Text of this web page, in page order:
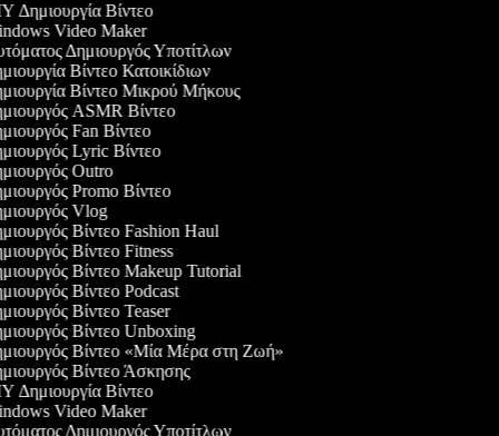
Δημιουργία Βίντεο
Video Maker
Δημιουργός Υποτίτλων
Βίντεο Κατοικίδιων
Βίντεο Μικρού Μήκους
ASMR Βίντεο
Fan Βίντεο
Lyric Βίντεο
Outro
Promo Βίντεο
Vlog
Βίντεο Fashion Haul
Βίντεο Fitness
Βίντεο Makeup Tutorial
Βίντεο Podcast
Βίντεο Teaser
Βίντεο Unboxing
Βίντεο «Μία Μέρα στη Ζωή»
Βίντεο Άσκησης
Δημιουργία Βίντεο
Video Maker
Δημιουργός Υποτίτλων